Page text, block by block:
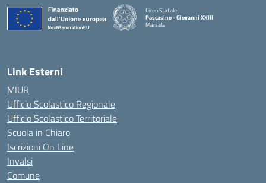
Liceo Statale
Pascasino - Giovanni XXIII
Marsala
Link Esterni
MIUR
Ufficio Scolastico Regionale
Ufficio Scolastico Territoriale
Scuola in Chiaro
Iscrizioni On Line
Invalsi
Comune